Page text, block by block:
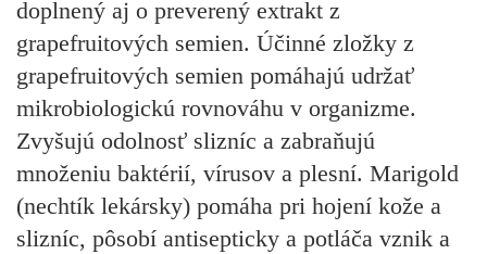
doplnený aj o preverený extrakt z
grapefruitových semien. Účinné zložky z
grapefruitových semien pomáhajú udržať
mikrobiologickú rovnováhu v organizme.
Zvyšujú odolnosť slizníc a zabraňujú
množeniu baktérií, vírusov a plesní. Marigold
(nechtík lekársky) pomáha pri hojení kože a
slizníc, pôsobí antisepticky a potláča vznik a